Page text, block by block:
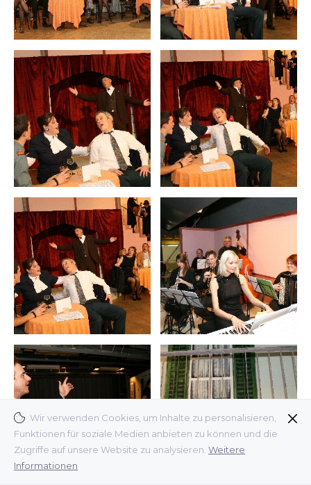
Wir verwenden Cookies, um Inhalte zu personalisieren,
Funktionen für soziale Medien anbieten zu können und die
Zugriffe auf unsere Website zu analysieren. Weitere
Informationen